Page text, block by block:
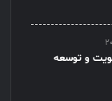
و توسعه